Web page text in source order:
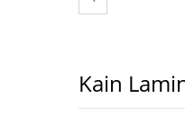
Kain